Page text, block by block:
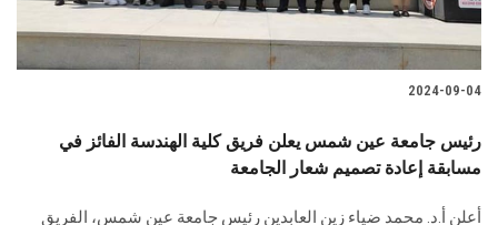
2024-09-04
رئيس جامعة عين شمس يعلن فريق كلية الهندسة الفائز في
مسابقة إعادة تصميم شعار الجامعة
أعلن أ.د. محمد ضياء زين العابدين رئيس جامعة عين شمس، الفريق